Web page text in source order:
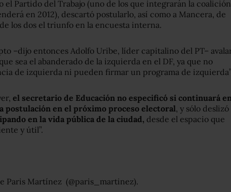
el Partido del Trabajo (uno de los que integrarán la
en 2012), descartó postularlo, así como a Mancera, de
los dos el triunfo en la encuesta interna.
–dijo entonces Adolfo Uribe, líder capitalino del PT–
sea el abanderado de la izquierda en el DF, ya que no
de izquierda ni pueden firmar un programa de
el secretario de Educación no especificó si continuará
postulación en el próximo proceso electoral, y sólo deslizó
en la vida pública de la ciudad, desde el espacio que
y útil”.
Paris Martínez (@paris_martinez).